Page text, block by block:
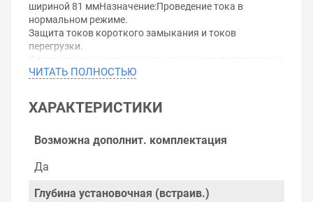
шириной 81 ммНазначение:Проведение тока в
нормальном режиме.
Защита токов короткого замыкания и токов
перегрузки.
Оперативное включение и выключение электрических
цепей.
бытовых и промышленных электроустановок.
Время-токовые характеристики отключенияВыбор
зависимости от нагрузки:
In) – групповые цепи и бытовые нагрузки с
освещение, промышленное оборудование.
ЧИТАТЬ ПОЛНОСТЬЮ
ХАРАКТЕРИСТИКИ
Возможна дополнит. комплектация
Да
Глубина установочная (встраив.)